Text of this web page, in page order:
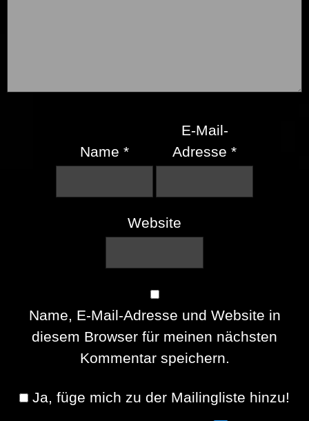
Name *
E-Mail-
Adresse*
Website
Name, E-Mail-Adresse und Website in
diesem Browser für meinen nächsten
Kommentar speichern.
Ja, füge mich zu der Mailingliste hinzu!